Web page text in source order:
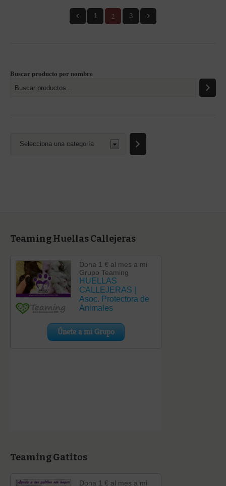
1 2 3
Buscar producto por nombre
Teaming Huellas Callejeras
Teaming Gatitos